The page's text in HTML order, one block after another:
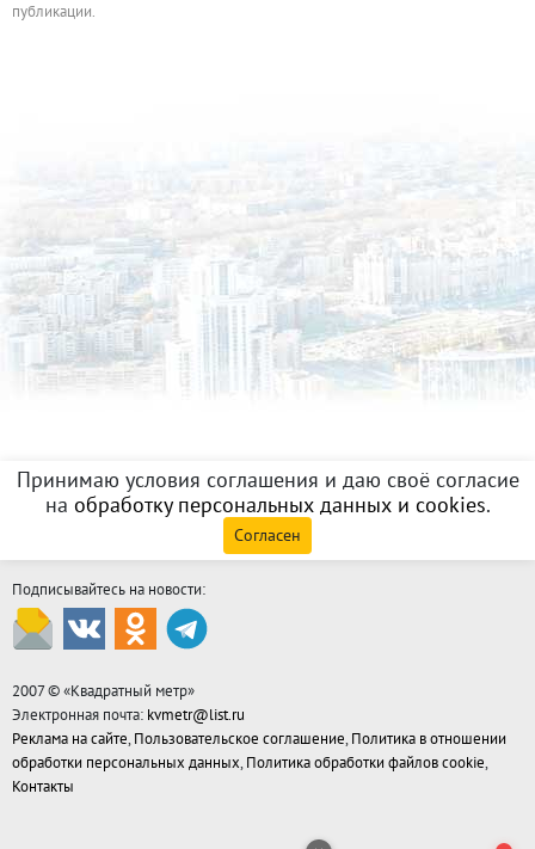
публикации.
Принимаю условия соглашения и даю своё согласие
на обработку персональных данных и cookies.
Согласен
Подписывайтесь на новости:
2007 © «Квадратный метр»
Электронная почта: kvmetr@list.ru
Реклама на сайте, Пользовательское соглашение, Политика в отношении
обработки персональных данных, Политика обработки файлов cookie,
Контакты